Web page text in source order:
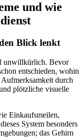
und wie
Blick lenkt
unwillkürlich. Bevor
entschieden, wohin
durch
plötzliche visuelle
Einkaufsmeilen,
System besonders
das Gehirn